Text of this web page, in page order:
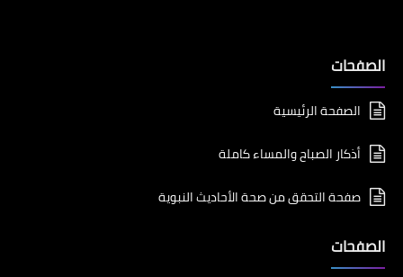
الصفحات
الصفحة الرئيسية
أذكار الصباح والمساء كاملة
صفحة التحقق من صحة الأحاديث النبوية
الصفحات